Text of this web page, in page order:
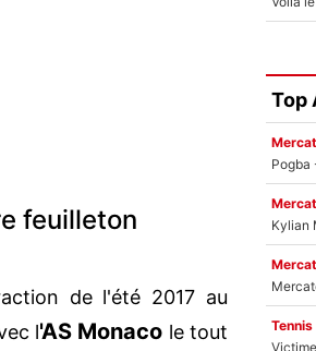
feuilleton
de l'été 2017 au
l'AS Monaco le tout
Top
Pogba
Kylian
Tennis